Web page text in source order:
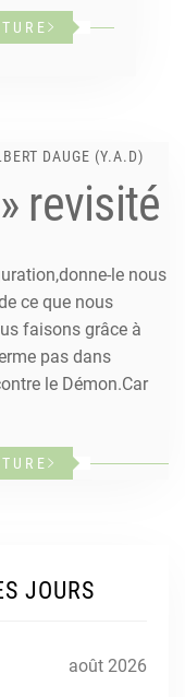
DAUGE (Y.A.D)
revisité
le nous
ce que nous
faisons grâce à
pas dans
le Démon.Car
JOURS
août 2026